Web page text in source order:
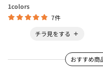
1colors
7件
チラ見をする
おすすめ商